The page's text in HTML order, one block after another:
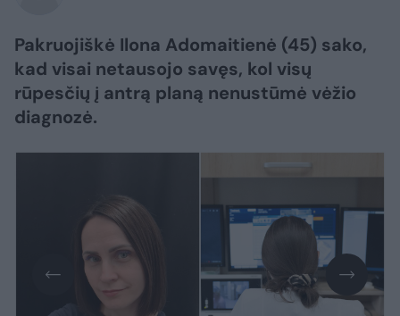
Pakruojiškė Ilona Adomaitienė (45) sako,
kad visai netausojo savęs, kol visų
rūpesčių į antrą planą nenustūmė vėžio
diagnozė.